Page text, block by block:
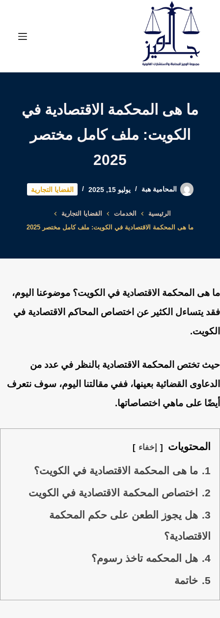
المحتوى
ما هى المحكمة الاقتصادية في
الكويت: ملف كامل مختصر
2025
المحامية هبة يوليو 15, 2025 القضايا التجارية
الرئيسية الخدمات
القضايا التجارية
ما هى المحكمة الاقتصادية في الكويت: ملف كامل مختصر 2025
ما هى المحكمة الاقتصادية في الكويت؟ موضوعنا اليوم،
فقد يتساءل الكثير عن اختصاص المحاكم الاقتصادية في
الكويت.
حيث تختص المحكمة الاقتصادية بالنظر في عدد من
الدعاوى القضائية بعينها، ففي مقالتنا اليوم، سوف نتعرف
أيضًا على ماهي اختصاصاتها.
المحتويات إخفاء
1.
ما هى المحكمة الاقتصادية في الكويت؟
2.
اختصاص المحكمة الاقتصادية في الكويت
3.
هل يجوز الطعن على حكم المحكمة
الاقتصادية؟
4.
هل المحكمه تاخذ رسوم؟
5.
خاتمة